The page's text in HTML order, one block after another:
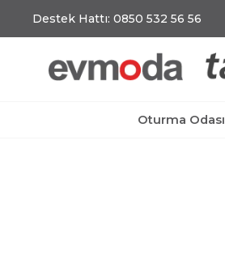
Destek Hattı: 0850 532 56 56
Oturma Odası